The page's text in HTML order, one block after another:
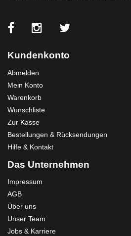
Kundenkonto
Abmelden
Mein Konto
Warenkorb
Wunschliste
Zur Kasse
Bestellungen & Rücksendungen
Hilfe & Kontakt
Das Unternehmen
Impressum
AGB
Über uns
Unser Team
Jobs & Karriere